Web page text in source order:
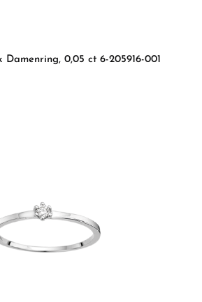
Damenring, 0,05 ct 6-205916-001